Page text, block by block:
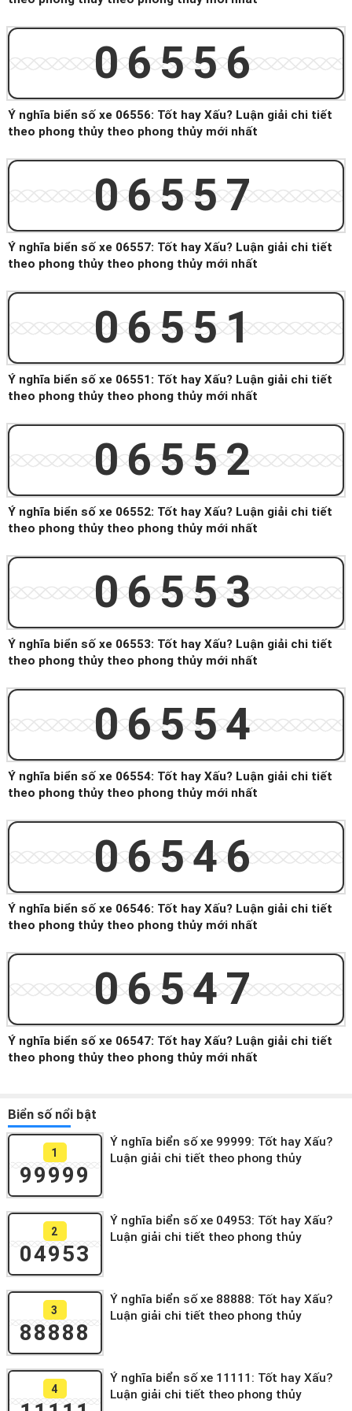
06556
Ý nghĩa biển số xe 06556: Tốt hay Xấu? Luận giải chi tiết
theo phong thủy theo phong thủy mới nhất
06557
Ý nghĩa biển số xe 06557: Tốt hay Xấu? Luận giải chi tiết
theo phong thủy theo phong thủy mới nhất
06551
Ý nghĩa biển số xe 06551: Tốt hay Xấu? Luận giải chi tiết
theo phong thủy theo phong thủy mới nhất
06552
Ý nghĩa biển số xe 06552: Tốt hay Xấu? Luận giải chi tiết
theo phong thủy theo phong thủy mới nhất
06553
Ý nghĩa biển số xe 06553: Tốt hay Xấu? Luận giải chi tiết
theo phong thủy theo phong thủy mới nhất
06554
Ý nghĩa biển số xe 06554: Tốt hay Xấu? Luận giải chi tiết
theo phong thủy theo phong thủy mới nhất
06546
Ý nghĩa biển số xe 06546: Tốt hay Xấu? Luận giải chi tiết
theo phong thủy theo phong thủy mới nhất
06547
Ý nghĩa biển số xe 06547: Tốt hay Xấu? Luận giải chi tiết
theo phong thủy theo phong thủy mới nhất
Biển số nổi bật
1
99999
Ý nghĩa biển số xe 99999: Tốt hay Xấu?
Luận giải chi tiết theo phong thủy
2
04953
Ý nghĩa biển số xe 04953: Tốt hay Xấu?
Luận giải chi tiết theo phong thủy
3
88888
Ý nghĩa biển số xe 88888: Tốt hay Xấu?
Luận giải chi tiết theo phong thủy
4
Ý nghĩa biển số xe 11111: Tốt hay Xấu?
Luận giải chi tiết theo phong thủy